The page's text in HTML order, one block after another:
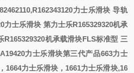
力士乐滑块 导轨
力士乐滑块 第力士乐R165329320机承
R165329320机承载滑块FLS标准型 三
力士乐滑块第三代产品663力士
1664力士乐滑块， 1661力士乐滑块,16